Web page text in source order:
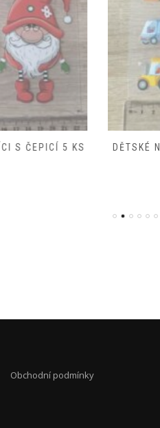
DĚTSKÉ NAŽEHLOVAČKY
Obchodní podmínky